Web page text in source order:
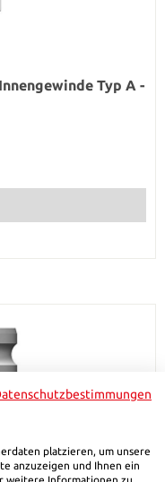
Typ A -
platzieren, um unsere
anzuzeigen und Ihnen ein